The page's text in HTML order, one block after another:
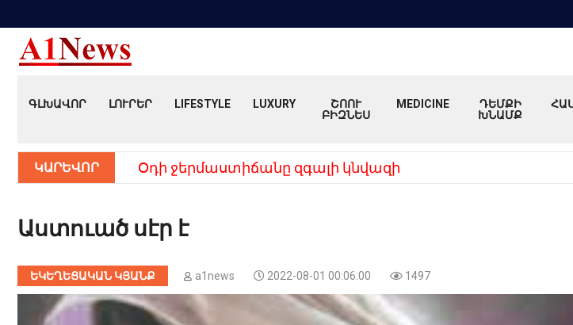
ԳԼԽԱՎՈՐ ԼՈՒՐԵՐ LIFESTYLE LUXURY
ՇՈՈՒ
ԲԻԶՆԵՍ
MEDICINE
ԴԵՄՔԻ
ԽՆԱՄՔ
ԿԱՐԵՎՈՐ Օդի ջերմաստիճանը զգալի կնվազի
Աստուած սէր է
ԵԿԵՂԵՑԱԿԱՆ ԿՅԱՆՔ a1news 2022-08-01 00:06:00 1497